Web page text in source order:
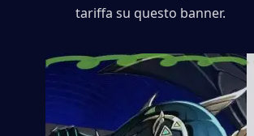
tariffa su questo banner.